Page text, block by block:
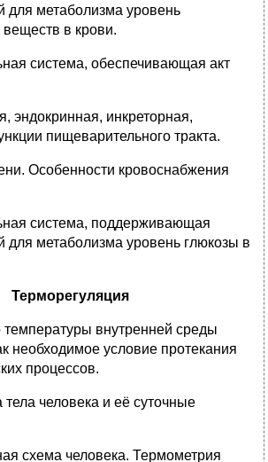
для метаболизма уровень
веществ в крови.
система, обеспечивающая акт
эндокринная, инкреторная,
пищеварительного тракта.
Особенности кровоснабжения
система, поддерживающая
для метаболизма уровень глюкозы в
Терморегуляция
температуры внутренней среды
необходимое условие протекания
процессов.
человека и её суточные
схема человека. Термометрия